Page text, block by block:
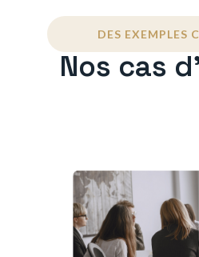
DES EXEMPLES
Nos cas